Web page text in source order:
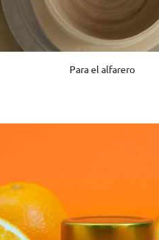
Para el alfarero